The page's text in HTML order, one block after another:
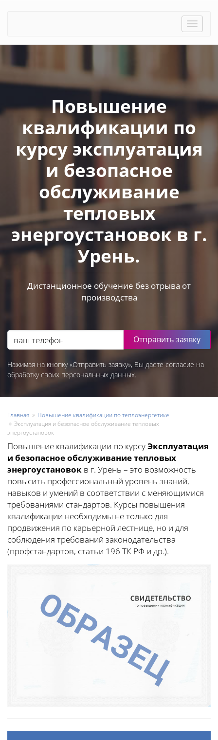
Toggle
Повышение
квалификации по
курсу эксплуатация
и безопасное
обслуживание
тепловых
энергоустановок в г.
Урень.
Дистанционное обучение без отрыва от
производства
Отправить заявку
Нажимая на кнопку «Отправить заявку», Вы даете согласие на
обработку своих персональных данных.
Главная
Повышение квалификации по теплоэнергетике
Эксплуатация и безопасное обслуживание тепловых
энергоустановок
Повышение квалификации по курсуЭксплуатация
и безопасное обслуживание тепловых
энергоустановок в г. Урень – это возможность
повысить профессиональный уровень знаний,
навыков и умений в соответствии с меняющимися
требованиями стандартов. Курсы повышения
квалификации необходимы не только для
продвижения по карьерной лестнице, но и для
соблюдения требований законодательства
(профстандартов, статьи 196 ТК РФ и др.).